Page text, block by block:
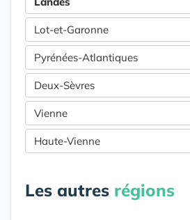
Lot-et-Garonne
Pyrénées-Atlantiques
Deux-Sèvres
Vienne
Haute-Vienne
Les autres régions